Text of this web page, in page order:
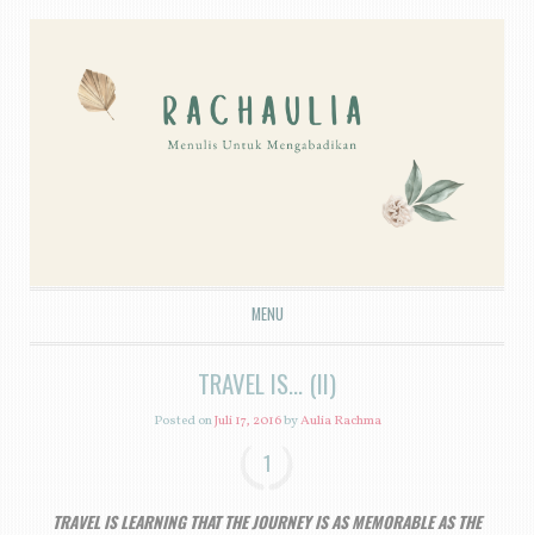
MENU
SKIP TO CONTENT
TRAVEL IS... (II)
Posted onJuli 17, 2016byAulia Rachma
1
TRAVEL IS LEARNING THAT THE JOURNEY IS AS MEMORABLE AS THE